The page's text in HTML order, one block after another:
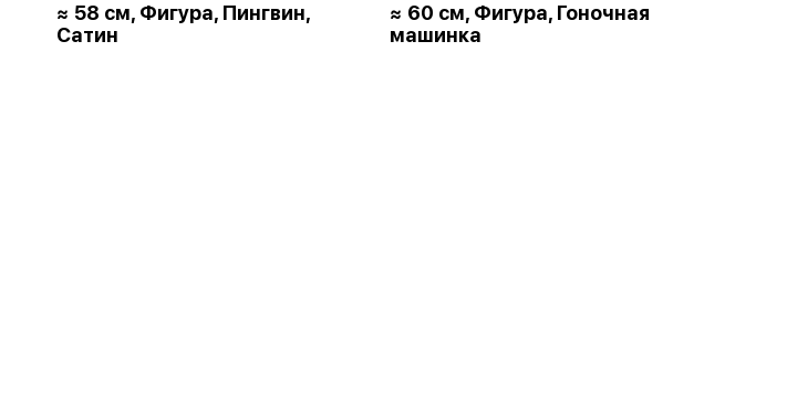
≈ 58 см, Фигура, Пингвин,
Сатин
≈ 60 см, Фигура, Гоночная
машинка